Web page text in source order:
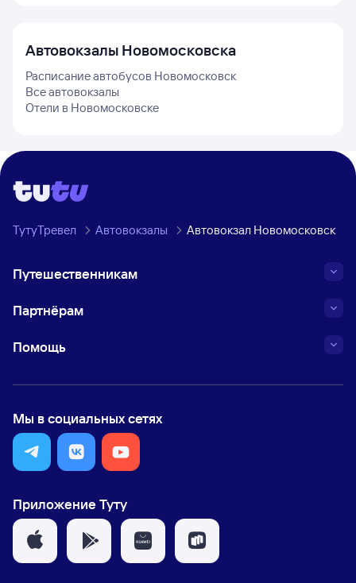
Автовокзалы Новомосковска
Расписание автобусов Новомосковск
Все автовокзалы
Отели в Новомосковске
ТутуТревел Автовокзалы Автовокзал Новомосковск
Путешественникам
Партнёрам
Помощь
Мы в социальных сетях
Приложение Туту